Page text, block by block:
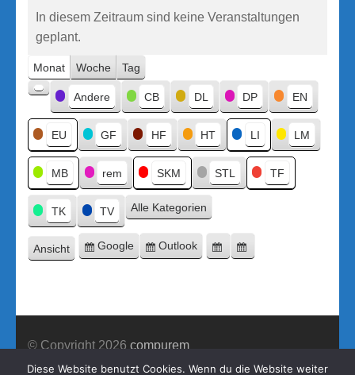
In diesem Zeitraum sind keine Veranstaltungen
geplant.
Monat Woche Tag
Kategorien
Kategorie
ohne
Titel
Andere CB DL DP EN
EU GF HF HT LI LM
MB rem SKM STL TF
TK TV Alle Kategorien
Ansicht ausdrucken
Eintragen
Google
Eintragen
Outlook
Google-
© Copyright 2026 compurem
Construction Company | Entwickelt von Rara Theme
Diese Website benutzt Cookies. Wenn du die Website weiter